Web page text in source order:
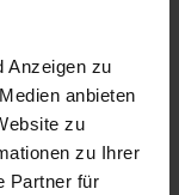
Anzeigen zu
anbieten
zu
zu Ihrer
Partner für
oder
Look
sind.
von